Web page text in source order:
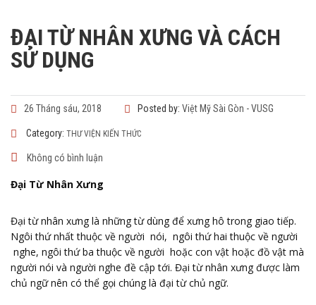
ĐẠI TỪ NHÂN XƯNG VÀ CÁCH
SỬ DỤNG
26 Tháng sáu, 2018 Posted by: Việt Mỹ Sài Gòn - VUSG
Category: THƯ VIỆN KIẾN THỨC
Không có bình luận
Đại Từ Nhân Xưng
Đại từ nhân xưng là những từ dùng để xưng hô trong giao tiếp.
Ngôi thứ nhất thuộc về người nói, ngôi thứ hai thuộc về người
nghe, ngôi thứ ba thuộc về người hoặc con vật hoặc đồ vật mà
người nói và người nghe đề cập tới. Đại từ nhân xưng được làm
chủ ngữ nên có thể gọi chúng là đại từ chủ ngữ.